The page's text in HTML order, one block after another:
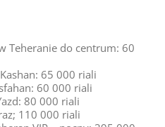
Teheranie do centrum: 60
65 000 riali
60 000 riali
80 000 riali
110 000 riali